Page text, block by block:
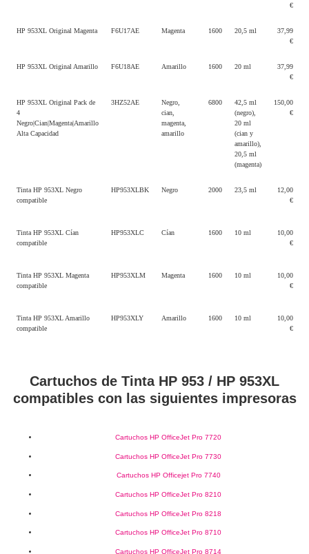
€
HP 953XL Original Magenta F6U17AE Magenta 1600 20,5 ml
37,99
€
HP 953XL Original Amarillo F6U18AE Amarillo 1600 20 ml
37,99
€
HP 953XL Original Pack de
4
Negro|Cian|Magenta|Amarillo
Alta Capacidad
3HZ52AE
Negro,
cian,
magenta,
amarillo
6800
42,5 ml
(negro),
20 ml
(cian y
amarillo),
20,5 ml
(magenta)
150,00
€
Tinta HP 953XL Negro
compatible
HP953XLBK Negro 2000 23,5 ml
12,00
€
Tinta HP 953XL Cían
compatible
HP953XLC Cían 1600 10 ml
10,00
€
Tinta HP 953XL Magenta
compatible
HP953XLM Magenta 1600 10 ml
10,00
€
Tinta HP 953XL Amarillo
compatible
HP953XLY Amarillo 1600 10 ml
10,00
€
Cartuchos de Tinta HP 953 / HP 953XL
compatibles con las siguientes impresoras
Cartuchos HP OfficeJet Pro 7720
Cartuchos HP OfficeJet Pro 7730
Cartuchos HP Officejet Pro 7740
Cartuchos HP OfficeJet Pro 8210
Cartuchos HP OfficeJet Pro 8218
Cartuchos HP OfficeJet Pro 8710
Cartuchos HP OfficeJet Pro 8714